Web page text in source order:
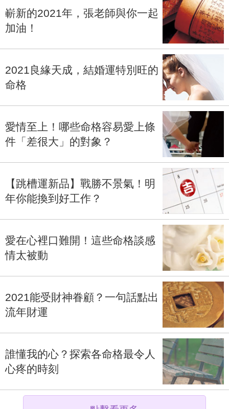
嶄新的2021年，張老師與你一起
加油！
2021良緣天成，結婚運特別旺的
命格
愛情至上！哪些命格容易愛上條
件「差很大」的對象？
【跳槽運新品】戰勝不景氣！明
年你能換到好工作？
愛在心裡口難開！這些命格談感
情太被動
2021能受財神眷顧？一句話點出
流年財運
誰懂我的心？探索各命格最令人
心疼的時刻